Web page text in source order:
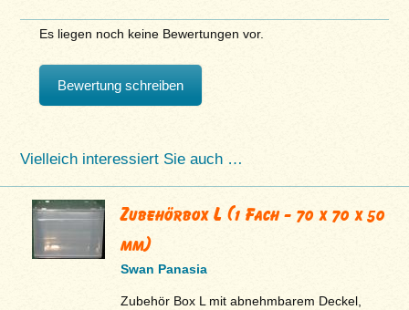
Es liegen noch keine Bewertungen vor.
Bewertung schreiben
Vielleich interessiert Sie auch …
Zubehörbox L (1 Fach - 70 x 70 x 50
mm)
Swan Panasia
Zubehör Box L mit abnehmbarem Deckel,